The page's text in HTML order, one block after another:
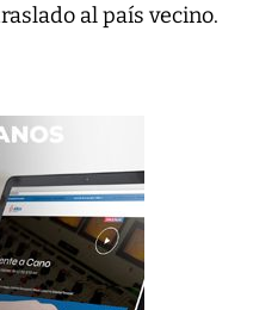
al país vecino.